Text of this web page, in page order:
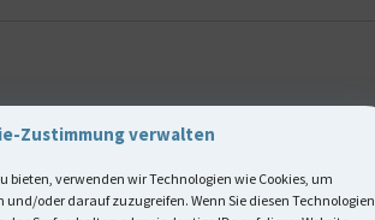
Zustimmung verwalten
bieten, verwenden wir Technologien wie Cookies, um
oder darauf zuzugreifen. Wenn Sie diesen Technologien